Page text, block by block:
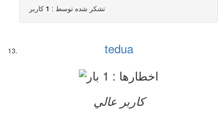
تشکر شده توسط : 1 کاربر
tedua
کاربر عالي